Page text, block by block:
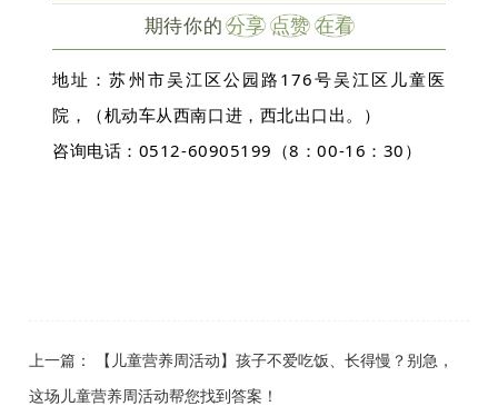
期待你的 分享 点赞 在看
地址：苏州市吴江区公园路176号吴江区儿童医
院，（机动车从西南口进，西北出口出。）
咨询电话：0512-60905199（8：00-16：30）
上一篇： 【儿童营养周活动】孩子不爱吃饭、长得慢？别急，
这场儿童营养周活动帮您找到答案！